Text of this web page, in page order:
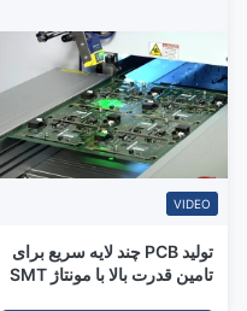
VIDEO
تولید PCB چند لایه سریع برای
تامین قدرت بالا با مونتاژ SMT